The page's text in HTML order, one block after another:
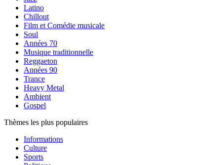
Latino
Chillout
Film et Comédie musicale
Soul
Années 70
Musique traditionnelle
Reggaeton
Années 90
Trance
Heavy Metal
Ambient
Gospel
Thèmes les plus populaires
Informations
Culture
Sports